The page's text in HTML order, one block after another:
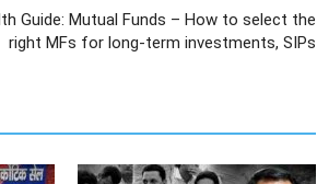
Guide: Mutual Funds – How to select the
right MFs for long-term investments, SIPs